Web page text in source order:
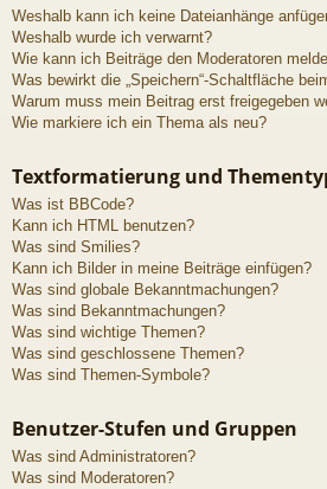
Weshalb kann ich keine Dateianhänge
Weshalb wurde ich verwarnt?
Wie kann ich Beiträge den Moderatoren
Was bewirkt die „Speichern“-Schaltfläche
Warum muss mein Beitrag erst freigegeben
Wie markiere ich ein Thema als neu?
Textformatierung und
Was ist BBCode?
Kann ich HTML benutzen?
Was sind Smilies?
Kann ich Bilder in meine Beiträge einfügen?
Was sind globale Bekanntmachungen?
Was sind Bekanntmachungen?
Was sind wichtige Themen?
Was sind geschlossene Themen?
Was sind Themen-Symbole?
Benutzer-Stufen und Gruppen
Was sind Administratoren?
Was sind Moderatoren?